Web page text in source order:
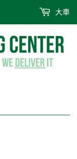
大車